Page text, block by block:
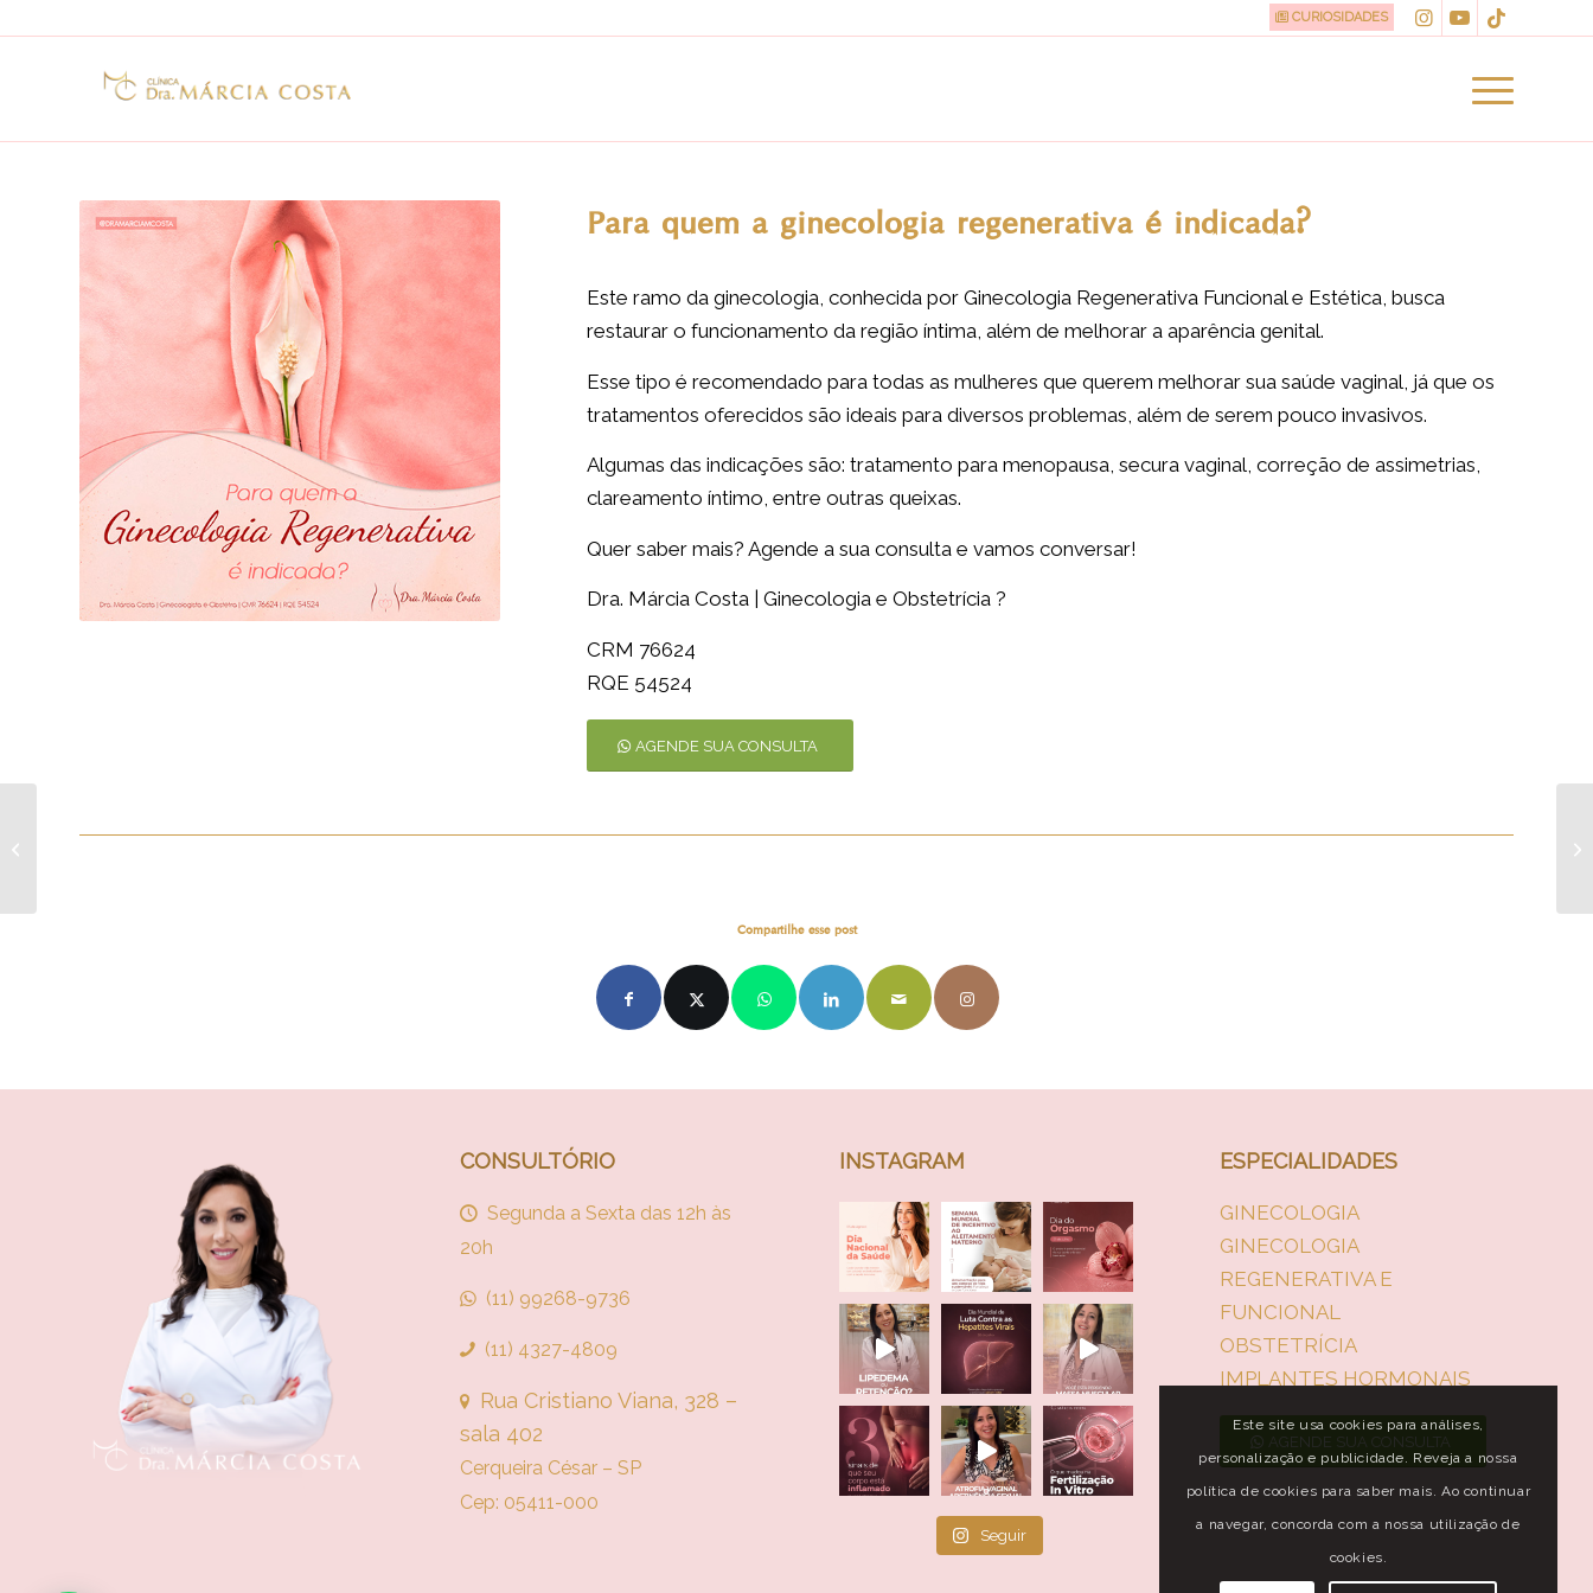
CURIOSIDADES
Para quem a ginecologia regenerativa é indicada?
Este ramo da ginecologia, conhecida por Ginecologia Regenerativa Funcional e Estética, busca
restaurar o funcionamento da região íntima, além de melhorar a aparência genital.
Esse tipo é recomendado para todas as mulheres que querem melhorar sua saúde vaginal, já que os
tratamentos oferecidos são ideais para diversos problemas, além de serem pouco invasivos.
Algumas das indicações são: tratamento para menopausa, secura vaginal, correção de assimetrias,
clareamento íntimo, entre outras queixas.
Quer saber mais? Agende a sua consulta e vamos conversar!
Dra. Márcia Costa | Ginecologia e Obstetrícia ?
CRM 76624
RQE 54524
AGENDE SUA CONSULTA
Compartilhe esse post
CONSULTÓRIO
Segunda a Sexta das 12h às
20h
(11) 99268-9736
(11) 4327-4809
Rua Cristiano Viana, 328 –
sala 402
Cerqueira César – SP
Cep: 05411-000
INSTAGRAM
Seguir
ESPECIALIDADES
GINECOLOGIA
GINECOLOGIA
REGENERATIVA E
FUNCIONAL
OBSTETRÍCIA
IMPLANTES HORMONAIS
AGENDE SUA CONSULTA
Este site usa cookies para análises,
personalização e publicidade. Reveja a nossa
política de cookies para saber mais. Ao continuar
a navegar, concorda com a nossa utilização de
cookies.